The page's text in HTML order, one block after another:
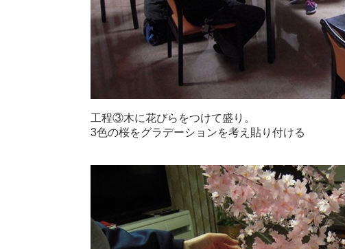
工程③木に花びらをつけて盛り。
3色の桜をグラデーションを考え貼り付ける